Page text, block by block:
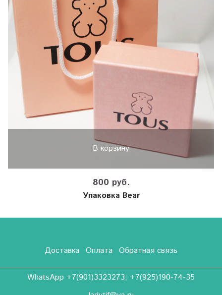
В корзину
800 руб.
Упаковка Bear
Доставка Оплата Обратная связь
WhatsApp +7(901)3323273; +7(925)190-74-35